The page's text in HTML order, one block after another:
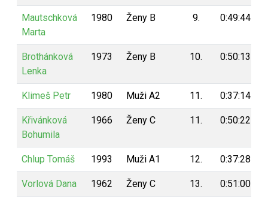
Mautschková
Marta
1980 Ženy B 9. 0:49:44
Brothánková
Lenka
1973 Ženy B 10. 0:50:13
Klimeš Petr 1980 Muži A2 11. 0:37:14
Křivánková
Bohumila
1966 Ženy C 11. 0:50:22
Chlup Tomáš 1993 Muži A1 12. 0:37:28
Vorlová Dana 1962 Ženy C 13. 0:51:00